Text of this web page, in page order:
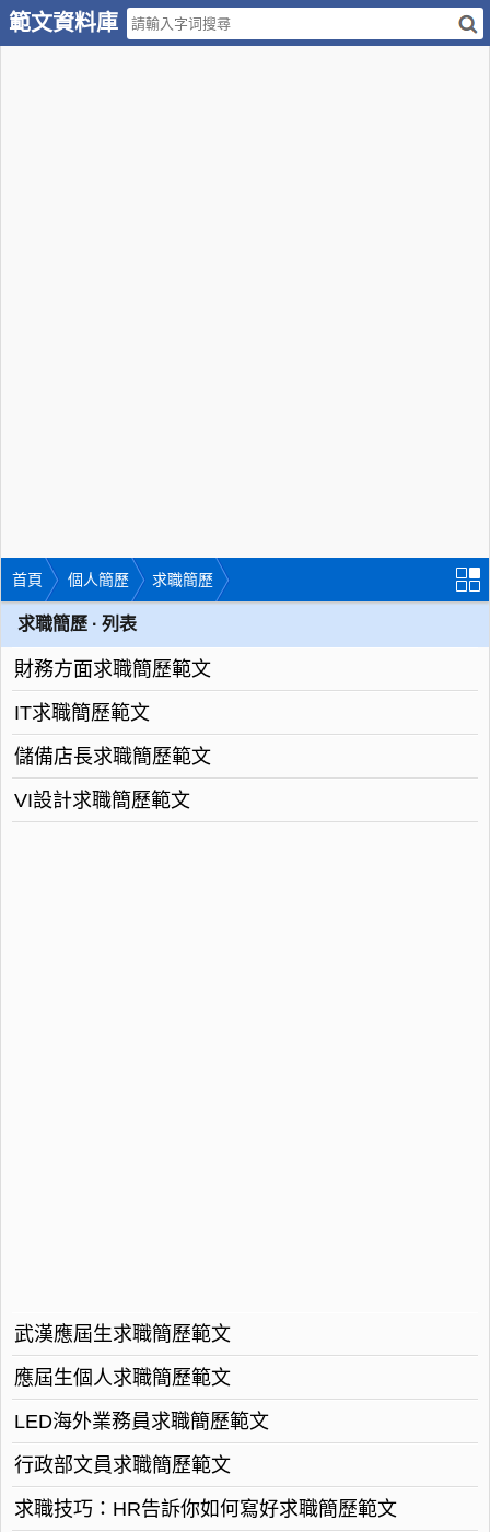
範文資料庫
首頁 個人簡歷 求職簡歷
求職簡歷 · 列表
財務方面求職簡歷範文
IT求職簡歷範文
儲備店長求職簡歷範文
VI設計求職簡歷範文
武漢應屆生求職簡歷範文
應屆生個人求職簡歷範文
LED海外業務員求職簡歷範文
行政部文員求職簡歷範文
求職技巧：HR告訴你如何寫好求職簡歷範文